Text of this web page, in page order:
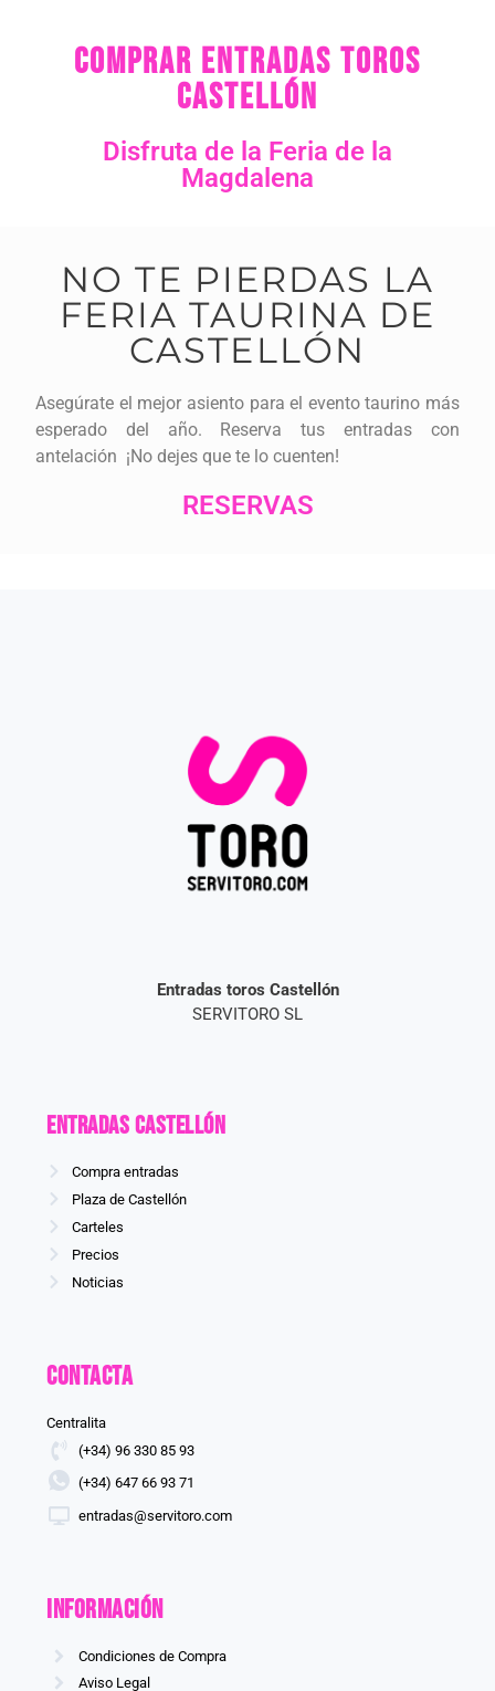
comprar entradas toros
Castellón
Disfruta de la Feria de la
Magdalena
NO TE PIERDAS LA
FERIA TAURINA DE
CASTELLÓN
Asegúrate el mejor asiento para el evento taurino más
esperado del año. Reserva tus entradas con
antelación ¡No dejes que te lo cuenten!
RESERVAS
Entradas toros Castellón
SERVITORO SL
Entradas CASTELLÓN
Compra entradas
Plaza de Castellón
Carteles
Precios
Noticias
Contacta
Centralita
(+34) 96 330 85 93
(+34) 647 66 93 71
entradas@servitoro.com
información
Condiciones de Compra
Aviso Legal